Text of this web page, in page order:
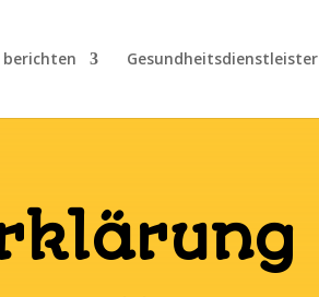
Gesundheitsdienstleister